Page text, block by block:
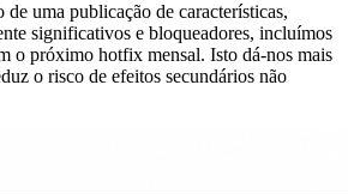
uma publicação de características,
significativos e bloqueadores, incluímos
o próximo hotfix mensal. Isto dá-nos mais
o risco de efeitos secundários não